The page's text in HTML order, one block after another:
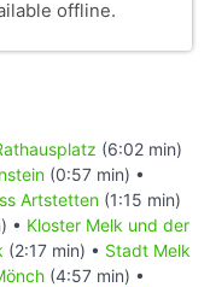
offline.
(6:02 min)
(0:57 min) •
Artstetten (1:15 min)
• Kloster Melk und der
(2:17 min) • Stadt Melk
(4:57 min) •